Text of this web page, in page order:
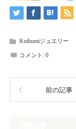
Kuthumiジュエリー
コメント: 0
前の記事